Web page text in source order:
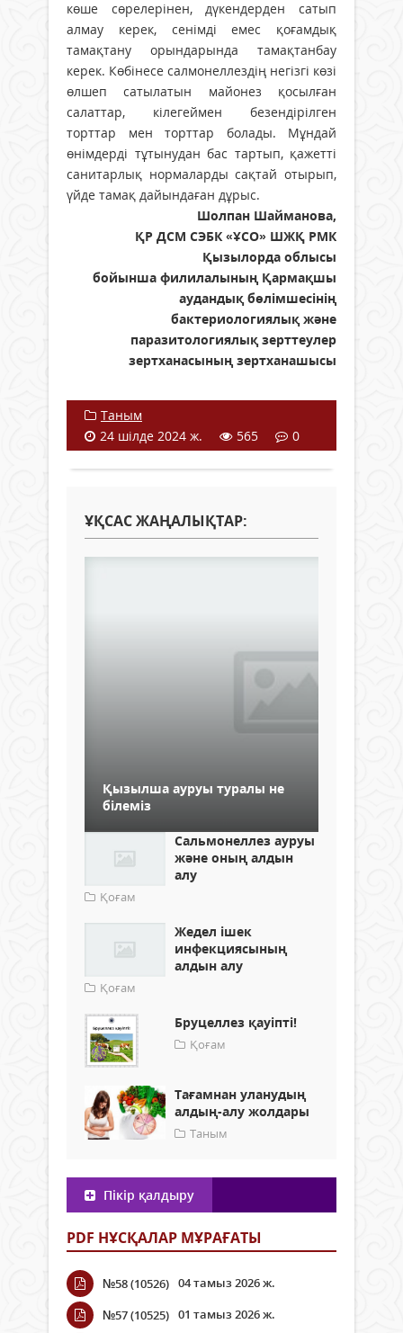
көше сөрелерінен, дүкендерден сатып
алмау керек, сенімді емес қоғамдық
тамақтану орындарында тамақтанбау
керек. Көбінесе салмонеллездің негізгі көзі
өлшеп сатылатын майонез қосылған
салаттар, кілегеймен безендірілген
торттар мен торттар болады. Мұндай
өнімдерді тұтынудан бас тартып, қажетті
санитарлық нормаларды сақтай отырып,
үйде тамақ дайындаған дұрыс.
Шолпан Шайманова,
ҚР ДСМ СЭБК «ҰСО» ШЖҚ РМК
Қызылорда облысы
бойынша филилалының Қармақшы
аудандық бөлімшесінің
бактериологиялық және
паразитологиялық зерттеулер
зертханасының зертханашысы
Таным
24 шілде 2024 ж.
565 0
ҰҚСАС ЖАҢАЛЫҚТАР:
Қызылша ауруы туралы не
білеміз
Сальмонеллез ауруы
және оның алдын
алу
Қоғам
Жедел ішек
инфекциясының
алдын алу
Қоғам
Бруцеллез қауіпті!
Қоғам
Тағамнан уланудың
алдың-алу жолдары
Таным
Пікір қалдыру
PDF НҰСҚАЛАР МҰРАҒАТЫ
№58 (10526) 04 тамыз 2026 ж.
№57 (10525) 01 тамыз 2026 ж.